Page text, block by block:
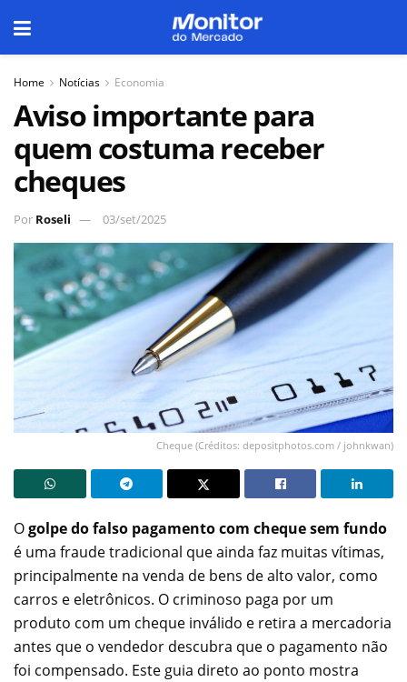
Home Notícias Economia
Aviso importante para
quem costuma receber
cheques
Por Roseli 03/set/2025
Cheque (Créditos: depositphotos.com / johnkwan)
Ogolpe do falso pagamento com cheque sem fundo
é uma fraude tradicional que ainda faz muitas vítimas,
principalmente na venda de bens de alto valor, como
carros e eletrônicos. O criminoso paga por um
produto com um cheque inválido e retira a mercadoria
antes que o vendedor descubra que o pagamento não
foi compensado. Este guia direto ao ponto mostra